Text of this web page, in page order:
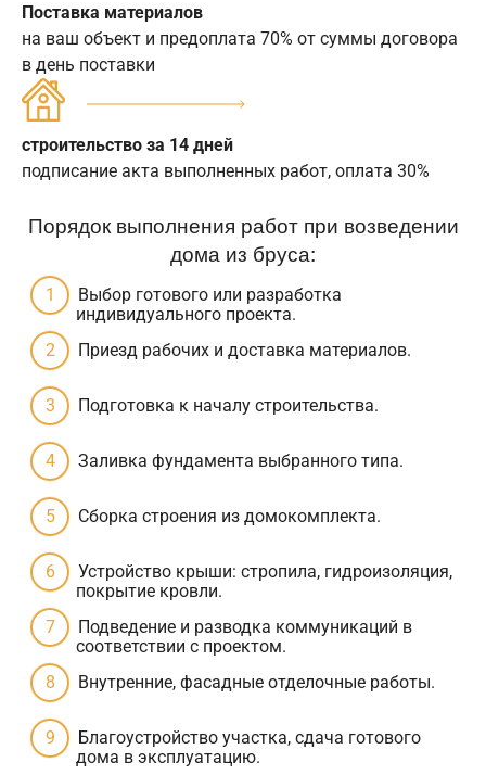
Поставка материалов
на ваш объект и предоплата 70% от суммы договора
в день поставки
строительство за 14 дней
подписание акта выполненных работ, оплата 30%
Порядок выполнения работ при возведении
дома из бруса:
Выбор готового или разработка
индивидуального проекта.
Приезд рабочих и доставка материалов.
Подготовка к началу строительства.
Заливка фундамента выбранного типа.
Сборка строения из домокомплекта.
Устройство крыши: стропила, гидроизоляция,
покрытие кровли.
Подведение и разводка коммуникаций в
соответствии с проектом.
Внутренние, фасадные отделочные работы.
Благоустройство участка, сдача готового
дома в эксплуатацию.